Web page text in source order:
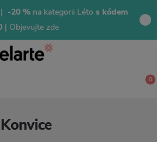
-20 % na kategorii Léto s kódem
| Objevujte zde
0
Konvice